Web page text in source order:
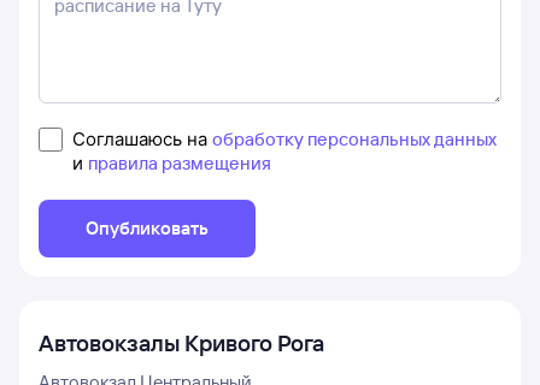
Соглашаюсь на обработку персональных данных
и правила размещения
Опубликовать
Автовокзалы Кривого Рога